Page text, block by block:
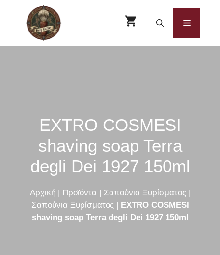
Μετάβαση
περιεχόμενο
Μενού
EXTRO COSMESI
shaving soap Terra
degli Dei 1927 150ml
Αρχική| Προϊόντα | Σαπούνια Ξυρίσματος |
Σαπούνια Ξυρίσματος | EXTRO COSMESI
shaving soap Terra degli Dei 1927 150ml